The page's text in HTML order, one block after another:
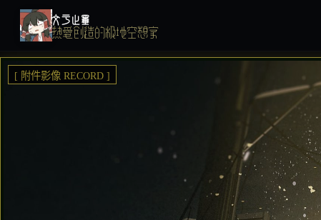
文于止墨
热爱创造的极地空想家
[ 附件影像 RECORD ]